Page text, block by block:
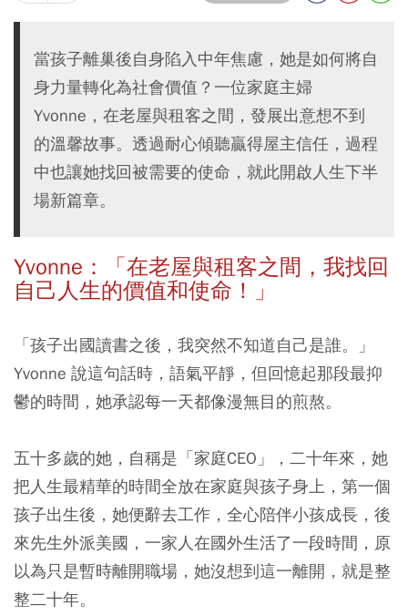
當孩子離巢後自身陷入中年焦慮，她是如何將自
身力量轉化為社會價值？一位家庭主婦
Yvonne，在老屋與租客之間，發展出意想不到
的溫馨故事。透過耐心傾聽贏得屋主信任，過程
中也讓她找回被需要的使命，就此開啟人生下半
場新篇章。
Yvonne：「在老屋與租客之間，我找回
自己人生的價值和使命！」
「孩子出國讀書之後，我突然不知道自己是誰。」
Yvonne 說這句話時，語氣平靜，但回憶起那段最抑
鬱的時間，她承認每一天都像漫無目的煎熬。
五十多歲的她，自稱是「家庭CEO」，二十年來，她
把人生最精華的時間全放在家庭與孩子身上，第一個
孩子出生後，她便辭去工作，全心陪伴小孩成長，後
來先生外派美國，一家人在國外生活了一段時間，原
以為只是暫時離開職場，她沒想到這一離開，就是整
整二十年。